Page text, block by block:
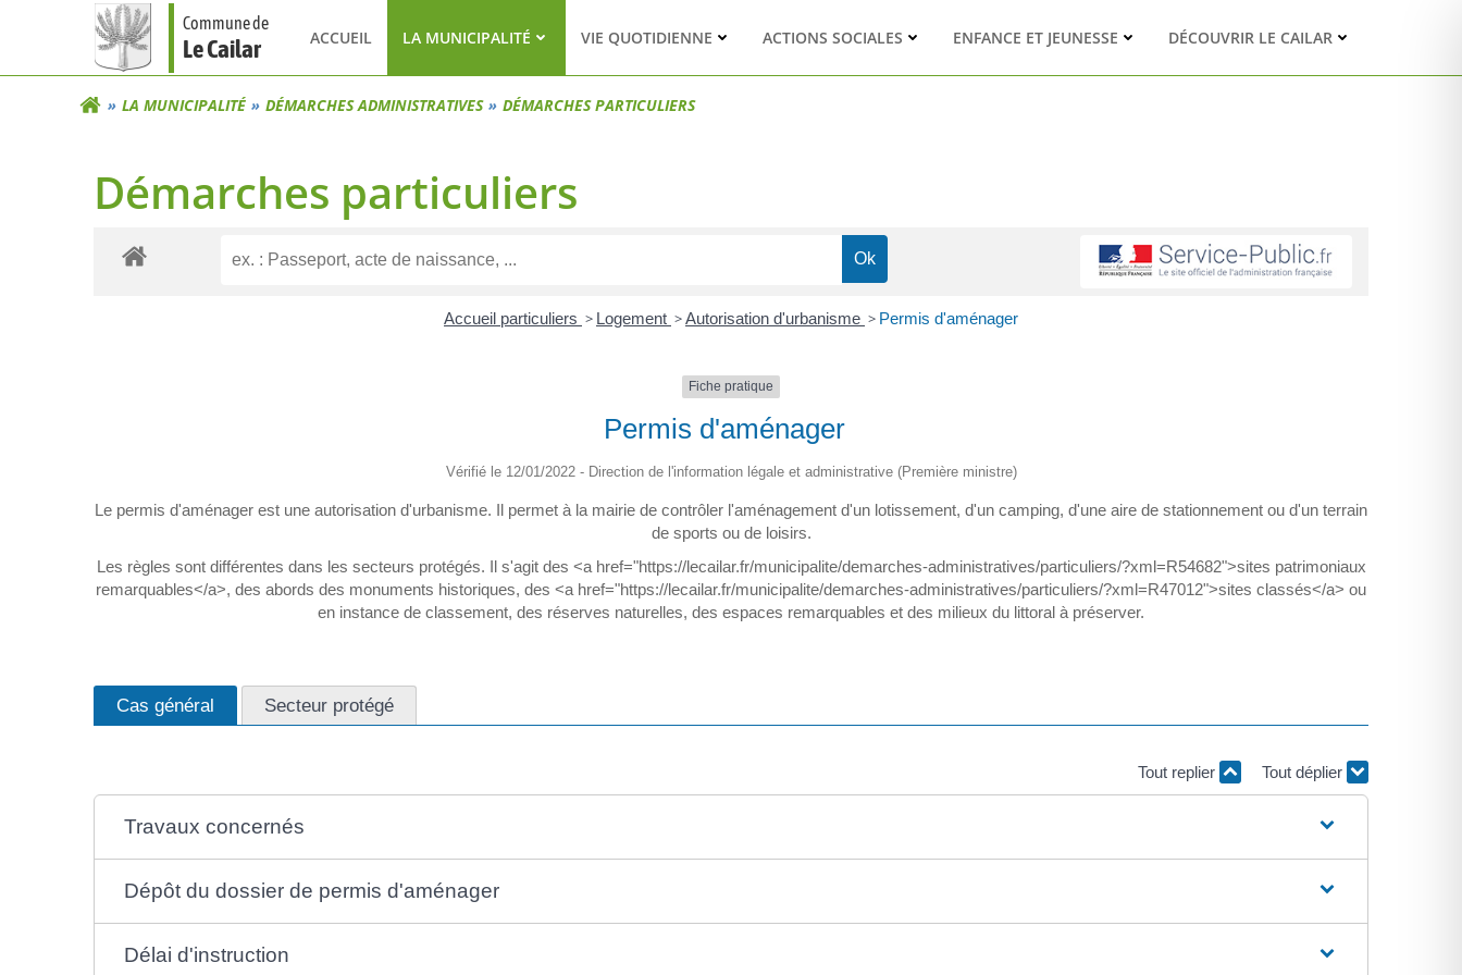
Commune de
Le Cailar ACCUEIL LA MUNICIPALITÉ VIE QUOTIDIENNE ACTIONS SOCIALES ENFANCE ET JEUNESSE DÉCOUVRIR LE CAILAR
LA MUNICIPALITÉ DÉMARCHES ADMINISTRATIVES DÉMARCHES PARTICULIERS
Démarches particuliers
Accueil particuliers > Logement >Autorisation d'urbanisme > Permis d'aménager
Fiche pratique
Permis d'aménager
Vérifié le 12/01/2022 - Direction de l'information légale et administrative (Première ministre)
Le permis d'aménager est une autorisation d'urbanisme. Il permet à la mairie de contrôler l'aménagement d'un lotissement, d'un camping, d'une aire de stationnement ou d'un terrain
de sports ou de loisirs.
Les règles sont différentes dans les secteurs protégés. Il s'agit des <a href="https://lecailar.fr/municipalite/demarches-administratives/particuliers/?xml=R54682">sites patrimoniaux
remarquables</a>, des abords des monuments historiques, des <a href="https://lecailar.fr/municipalite/demarches-administratives/particuliers/?xml=R47012">sites classés</a> ou
en instance de classement, des réserves naturelles, des espaces remarquables et des milieux du littoral à préserver.
Cas général Secteur protégé
Tout replier Tout déplier
Travaux concernés
Dépôt du dossier de permis d'aménager
Délai d'instruction